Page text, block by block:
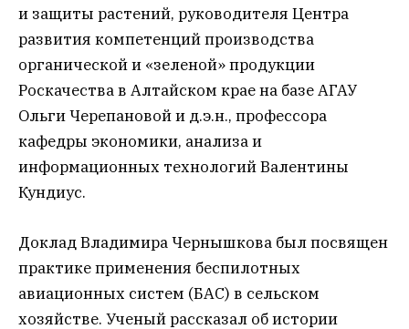
и защиты растений, руководителя Центра
развития компетенций производства
органической и «зеленой» продукции
Роскачества в Алтайском крае на базе АГАУ
Ольги Черепановой и д.э.н., профессора
кафедры экономики, анализа и
информационных технологий Валентины
Кундиус.
Доклад Владимира Чернышкова был посвящен
практике применения беспилотных
авиационных систем (БАС) в сельском
хозяйстве. Ученый рассказал об истории